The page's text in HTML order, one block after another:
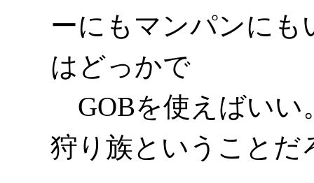
ーにもマンパンに
はどっかで
GOBを使えばいい
狩り族ということだ